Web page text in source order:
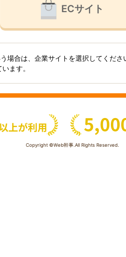
ECサイト
場合は、企業サイトを選択してくださ
ます。
Copyright ©Web幹事.All Rights Reserved.